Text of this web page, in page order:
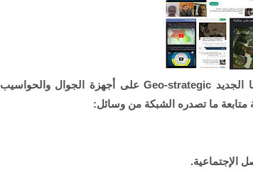
بغية توسيع رقعة التواصل مع القراء والمتابعين، نطلق اليوم تطبيقنا الجديد Geo-strategic على أجهزة الجوال والحواسيب
متابعة ما تصدره الشبكة من وسائل: